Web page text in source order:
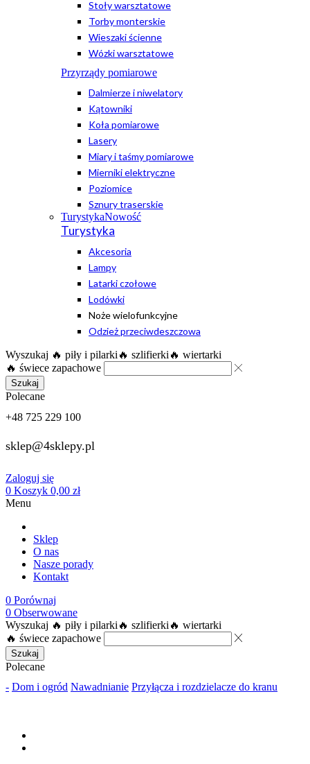
Stoły warsztatowe
Torby monterskie
Wieszaki ścienne
Wózki warsztatowe
Przyrządy pomiarowe
Dalmierze i niwelatory
Kątowniki
Koła pomiarowe
Lasery
Miary i taśmy pomiarowe
Mierniki elektryczne
Poziomice
Sznury traserskie
TurystykaNowość
Turystyka
Akcesoria
Lampy
Latarki czołowe
Lodówki
Noże wielofunkcyjne
Odzież przeciwdeszczowa
Wyszukaj 🔥 piły i pilarki 🔥 szlifierki 🔥 wiertarki
🔥 świece zapachowe
Szukaj
Polecane
+48 725 229 100
sklep@4sklepy.pl
Zaloguj się
0 Koszyk 0,00 zł
Menu
Sklep
O nas
Nasze porady
Kontakt
0 Porównaj
0 Obserwowane
Wyszukaj 🔥 piły i pilarki 🔥 szlifierki 🔥 wiertarki
🔥 świece zapachowe
Szukaj
Polecane
- Dom i ogród Nawadnianie Przyłącza i rozdzielacze do kranu